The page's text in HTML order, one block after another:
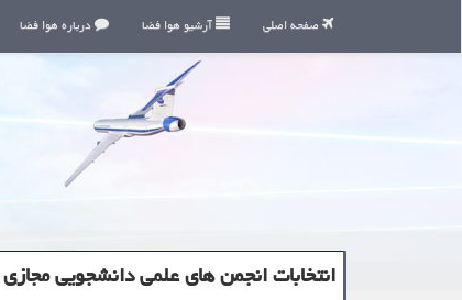
صفحه اصلی آرشیو هوا فضا درباره هوا فضا
انتخابات انجمن های علمی دانشجویی مجازی